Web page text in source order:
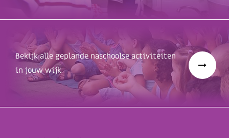
Bekijk alle geplande naschoolse activiteiten
in jouw wijk